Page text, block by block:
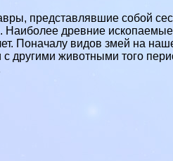
представлявшие собой
Наиболее древние
Поначалу видов змей на
другими животными того